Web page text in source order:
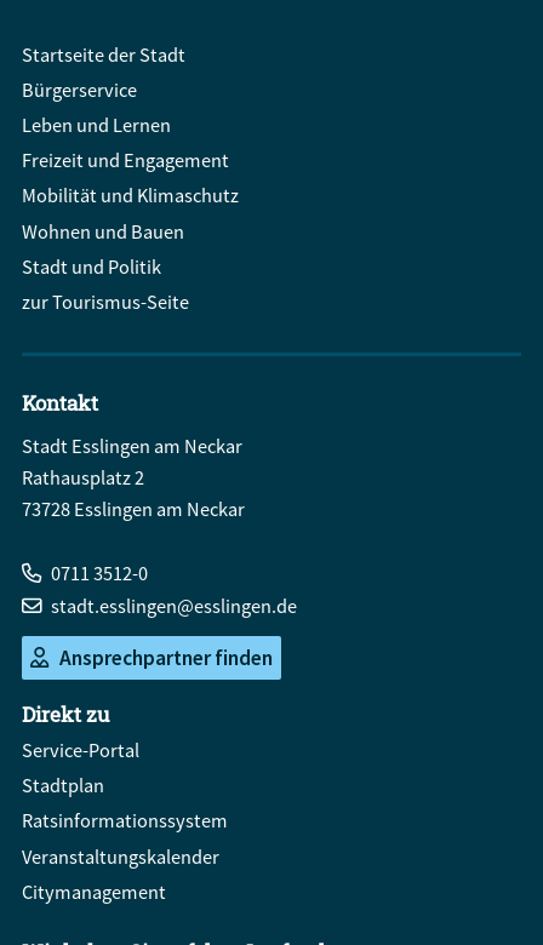
Startseite der Stadt
Bürgerservice
Leben und Lernen
Freizeit und Engagement
Mobilität und Klimaschutz
Wohnen und Bauen
Stadt und Politik
zur Tourismus-Seite
Kontakt
Stadt Esslingen am Neckar
Rathausplatz 2
73728 Esslingen am Neckar
0711 3512-0
stadt.esslingen@esslingen.de
Ansprechpartner finden
Direkt zu
Service-Portal
Stadtplan
Ratsinformationssystem
Veranstaltungskalender
Citymanagement